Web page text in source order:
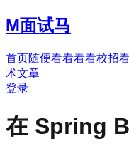
M面试马
首页随便看看看看校招
术文章
登录
在 Spring